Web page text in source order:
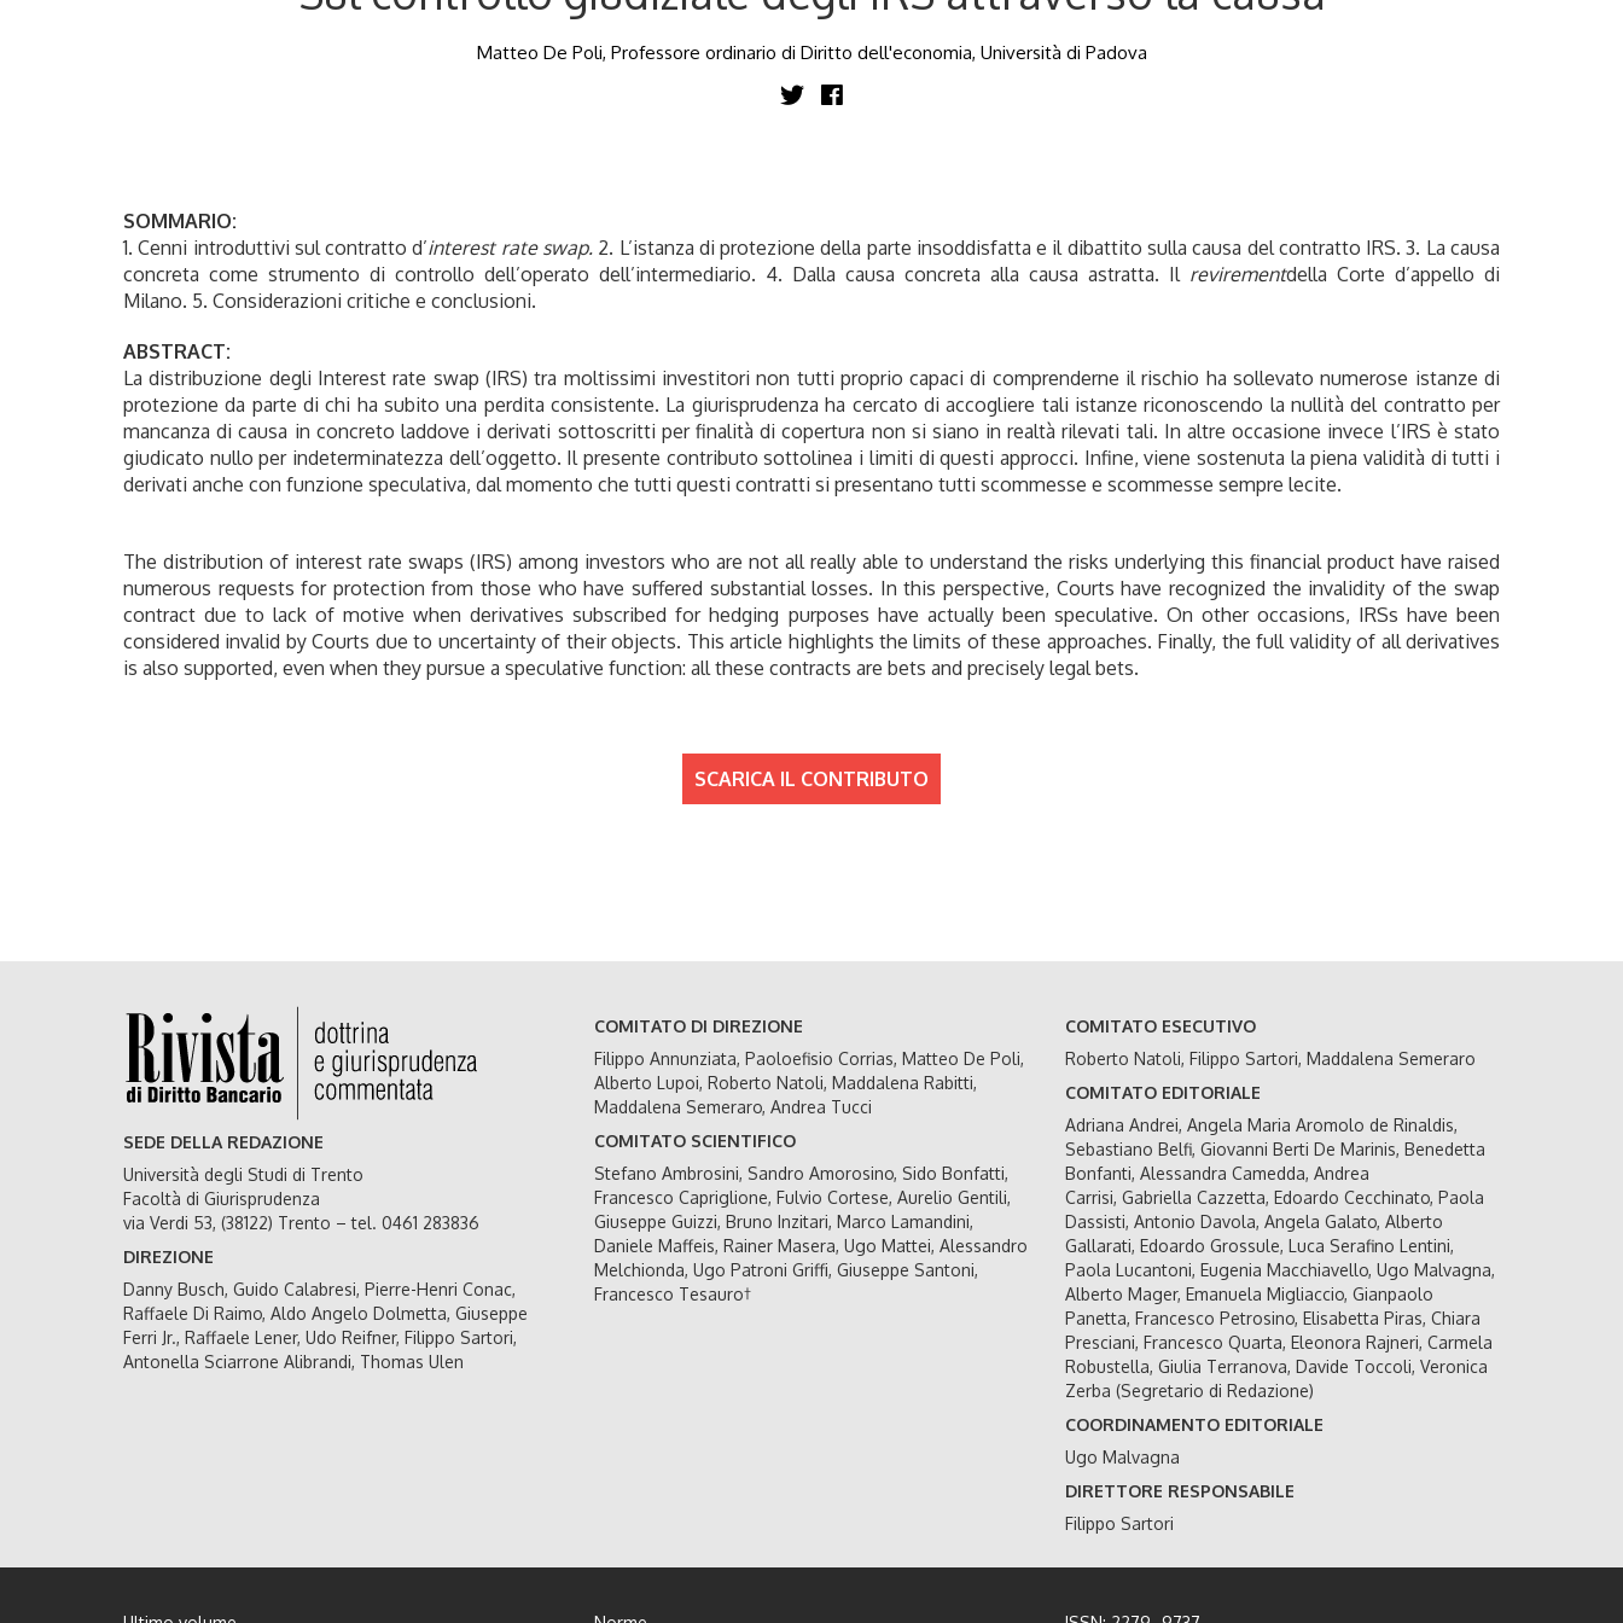
Matteo De Poli, Professore ordinario di Diritto dell'economia, Università di Padova
SOMMARIO:
1. Cenni introduttivi sul contratto d’interest rate swap. 2. L’istanza di protezione della parte insoddisfatta e il dibattito sulla causa del contratto IRS. 3. La causa
concreta come strumento di controllo dell’operato dell’intermediario. 4. Dalla causa concreta alla causa astratta. Il revirementdella Corte d’appello di
Milano. 5. Considerazioni critiche e conclusioni.
ABSTRACT:
La distribuzione degli Interest rate swap (IRS) tra moltissimi investitori non tutti proprio capaci di comprenderne il rischio ha sollevato numerose istanze di
protezione da parte di chi ha subito una perdita consistente. La giurisprudenza ha cercato di accogliere tali istanze riconoscendo la nullità del contratto per
mancanza di causa in concreto laddove i derivati sottoscritti per finalità di copertura non si siano in realtà rilevati tali. In altre occasione invece l’IRS è stato
giudicato nullo per indeterminatezza dell’oggetto. Il presente contributo sottolinea i limiti di questi approcci. Infine, viene sostenuta la piena validità di tutti i
derivati anche con funzione speculativa, dal momento che tutti questi contratti si presentano tutti scommesse e scommesse sempre lecite.
The distribution of interest rate swaps (IRS) among investors who are not all really able to understand the risks underlying this financial product have raised
numerous requests for protection from those who have suffered substantial losses. In this perspective, Courts have recognized the invalidity of the swap
contract due to lack of motive when derivatives subscribed for hedging purposes have actually been speculative. On other occasions, IRSs have been
considered invalid by Courts due to uncertainty of their objects. This article highlights the limits of these approaches. Finally, the full validity of all derivatives
is also supported, even when they pursue a speculative function: all these contracts are bets and precisely legal bets.
SCARICA IL CONTRIBUTO
SEDE DELLA REDAZIONE
Università degli Studi di Trento
Facoltà di Giurisprudenza
via Verdi 53, (38122) Trento – tel. 0461 283836
DIREZIONE
Danny Busch, Guido Calabresi, Pierre-Henri Conac,
Raffaele Di Raimo, Aldo Angelo Dolmetta, Giuseppe
Ferri Jr., Raffaele Lener, Udo Reifner, Filippo Sartori,
Antonella Sciarrone Alibrandi, Thomas Ulen
COMITATO DI DIREZIONE
Filippo Annunziata, Paoloefisio Corrias, Matteo De Poli,
Alberto Lupoi, Roberto Natoli, Maddalena Rabitti,
Maddalena Semeraro, Andrea Tucci
COMITATO SCIENTIFICO
Stefano Ambrosini, Sandro Amorosino, Sido Bonfatti,
Francesco Capriglione, Fulvio Cortese, Aurelio Gentili,
Giuseppe Guizzi, Bruno Inzitari, Marco Lamandini,
Daniele Maffeis, Rainer Masera, Ugo Mattei, Alessandro
Melchionda, Ugo Patroni Griffi, Giuseppe Santoni,
Francesco Tesauro†
COMITATO ESECUTIVO
Roberto Natoli, Filippo Sartori, Maddalena Semeraro
COMITATO EDITORIALE
Adriana Andrei, Angela Maria Aromolo de Rinaldis,
Sebastiano Belfi, Giovanni Berti De Marinis, Benedetta
Bonfanti, Alessandra Camedda, Andrea
Carrisi, Gabriella Cazzetta, Edoardo Cecchinato, Paola
Dassisti, Antonio Davola, Angela Galato, Alberto
Gallarati, Edoardo Grossule, Luca Serafino Lentini,
Paola Lucantoni, Eugenia Macchiavello, Ugo Malvagna,
Alberto Mager, Emanuela Migliaccio, Gianpaolo
Panetta, Francesco Petrosino, Elisabetta Piras, Chiara
Presciani, Francesco Quarta, Eleonora Rajneri, Carmela
Robustella, Giulia Terranova, Davide Toccoli, Veronica
Zerba (Segretario di Redazione)
COORDINAMENTO EDITORIALE
Ugo Malvagna
DIRETTORE RESPONSABILE
Filippo Sartori